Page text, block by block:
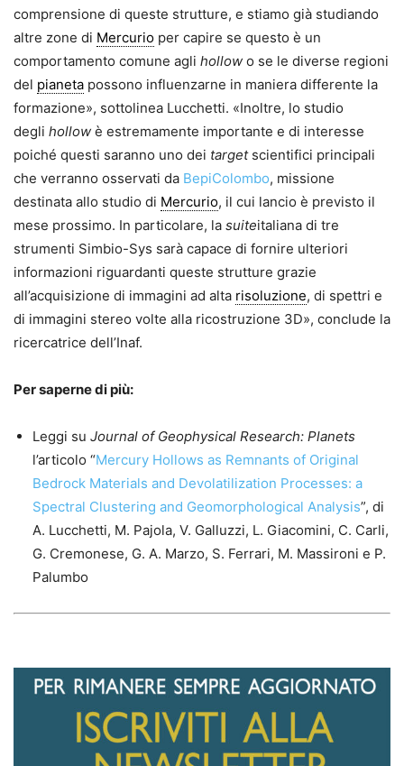
comprensione di queste strutture, e stiamo già studiando
altre zone di Mercurio per capire se questo è un
comportamento comune agli hollow o se le diverse regioni
del pianeta possono influenzarne in maniera differente la
formazione», sottolinea Lucchetti. «Inoltre, lo studio
degli hollow è estremamente importante e di interesse
poiché questi saranno uno dei target scientifici principali
che verranno osservati da BepiColombo, missione
destinata allo studio di Mercurio, il cui lancio è previsto il
mese prossimo. In particolare, la suiteitaliana di tre
strumenti Simbio-Sys sarà capace di fornire ulteriori
informazioni riguardanti queste strutture grazie
all’acquisizione di immagini ad alta risoluzione, di spettri e
di immagini stereo volte alla ricostruzione 3D», conclude la
ricercatrice dell’Inaf.
Per saperne di più:
Leggi su Journal of Geophysical Research: Planets
l’articolo “Mercury Hollows as Remnants of Original
Bedrock Materials and Devolatilization Processes: a
Spectral Clustering and Geomorphological Analysis”, di
A. Lucchetti, M. Pajola, V. Galluzzi, L. Giacomini, C. Carli,
G. Cremonese, G. A. Marzo, S. Ferrari, M. Massironi e P.
Palumbo